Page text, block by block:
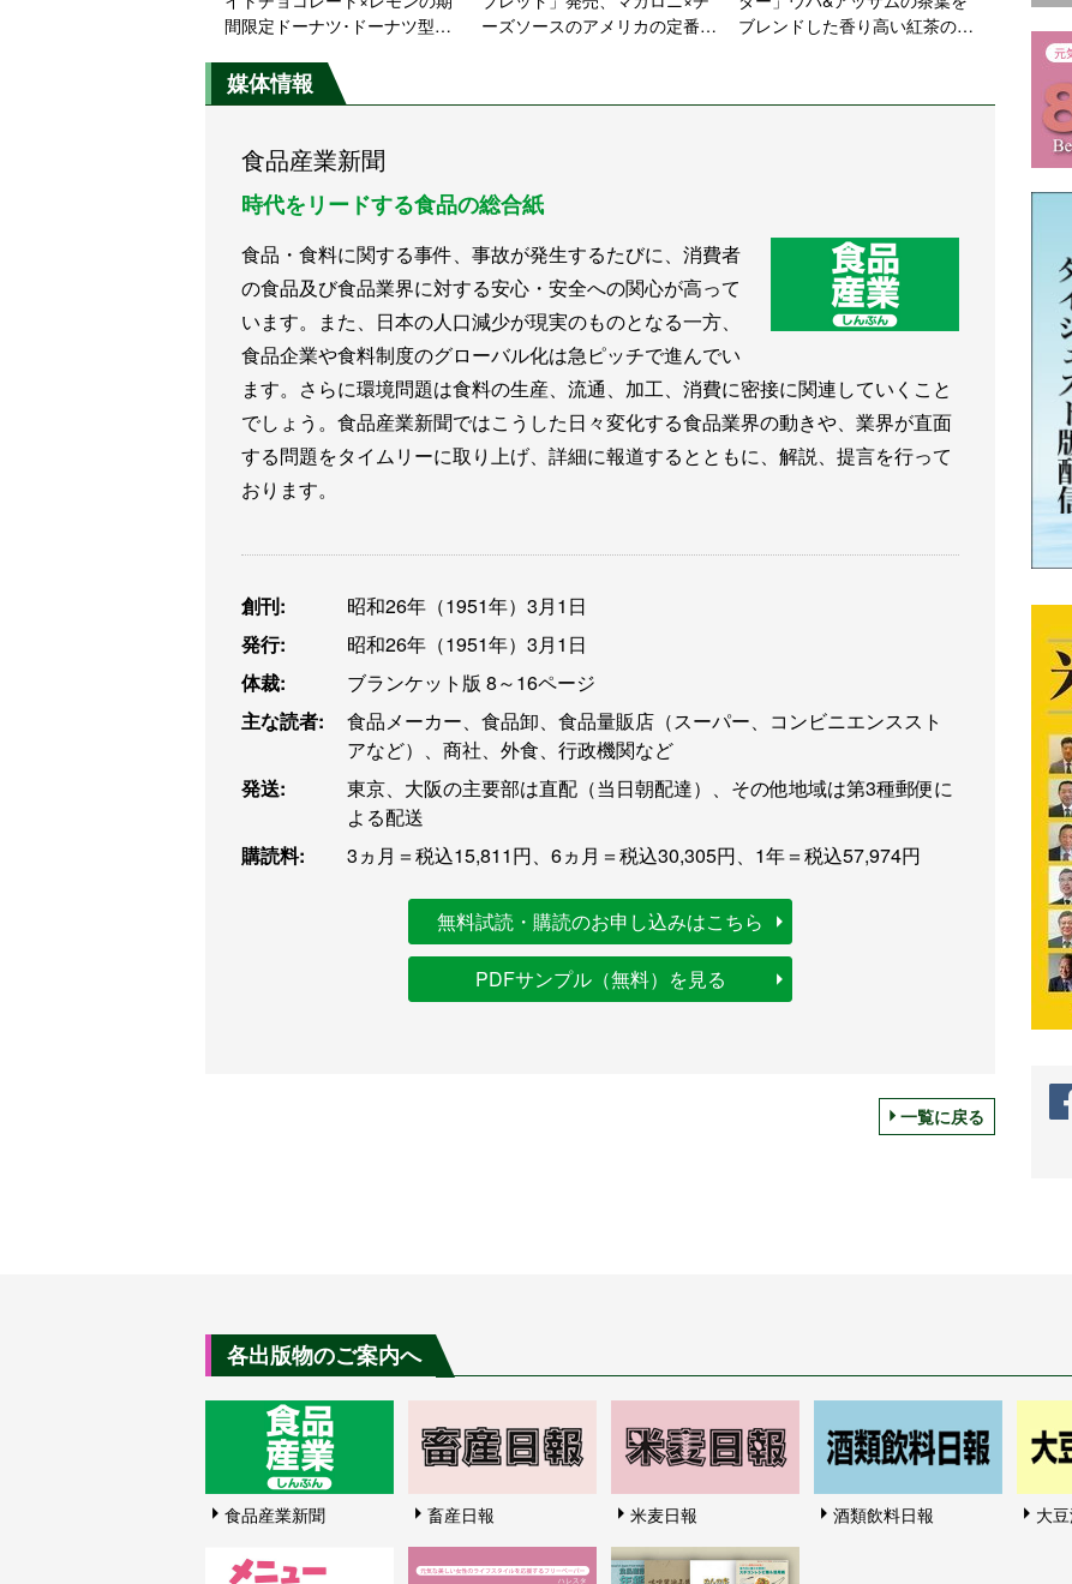
間限定ドーナツ･ドーナツ型に
ーズソースのアメリカの定番家
ブレンドした香り高い紅茶の風
媒体情報
食品産業新聞
時代をリードする食品の総合紙
食品・食料に関する事件、事故が発生するたびに、消費者
の食品及び食品業界に対する安心・安全への関心が高って
います。また、日本の人口減少が現実のものとなる一方、
食品企業や食料制度のグローバル化は急ピッチで進んでい
ます。さらに環境問題は食料の生産、流通、加工、消費に密接に関連していくこと
でしょう。食品産業新聞ではこうした日々変化する食品業界の動きや、業界が直面
する問題をタイムリーに取り上げ、詳細に報道するとともに、解説、提言を行って
おります。
創刊:
昭和26年（1951年）3月1日
発行:
昭和26年（1951年）3月1日
体裁:
ブランケット版 8～16ページ
主な読者:
食品メーカー、食品卸、食品量販店（スーパー、コンビニエンススト
アなど）、商社、外食、行政機関など
発送:
東京、大阪の主要部は直配（当日朝配達）、その他地域は第3種郵便に
よる配送
購読料:
3ヵ月＝税込15,811円、6ヵ月＝税込30,305円、1年＝税込57,974円
無料試読・購読のお申し込みはこちら
PDFサンプル（無料）を見る
一覧に戻る
各出版物のご案内へ
食品産業新聞 畜産日報 米麦日報 酒類飲料日報 大